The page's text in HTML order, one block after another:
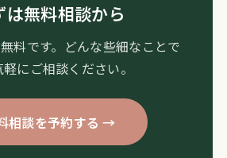
は無料相談から
料です。どんな些細なことで
にご相談ください。
相談を予約する →